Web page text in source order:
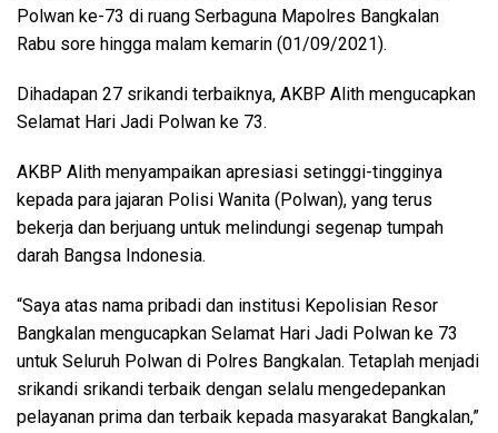
Polwan ke-73 di ruang Serbaguna Mapolres Bangkalan
Rabu sore hingga malam kemarin (01/09/2021).
Dihadapan 27 srikandi terbaiknya, AKBP Alith mengucapkan
Selamat Hari Jadi Polwan ke 73.
AKBP Alith menyampaikan apresiasi setinggi-tingginya
kepada para jajaran Polisi Wanita (Polwan), yang terus
bekerja dan berjuang untuk melindungi segenap tumpah
darah Bangsa Indonesia.
“Saya atas nama pribadi dan institusi Kepolisian Resor
Bangkalan mengucapkan Selamat Hari Jadi Polwan ke 73
untuk Seluruh Polwan di Polres Bangkalan. Tetaplah menjadi
srikandi srikandi terbaik dengan selalu mengedepankan
pelayanan prima dan terbaik kepada masyarakat Bangkalan,”